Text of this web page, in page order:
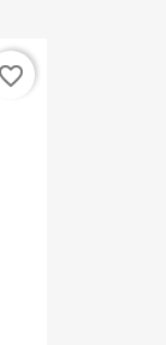
favorite_border